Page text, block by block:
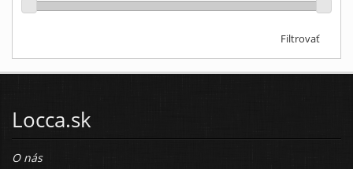
Filtrovať
Locca.sk
O nás